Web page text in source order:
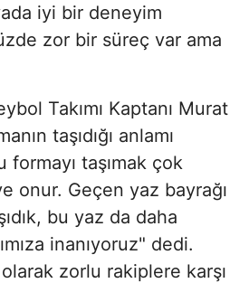
iyi bir deneyim
zor bir süreç var ama
Takımı Kaptanı Murat
taşıdığı anlamı
taşımak çok
onur. Geçen yaz bayrağı
bu yaz da daha
inanıyoruz" dedi.
zorlu rakiplere karşı